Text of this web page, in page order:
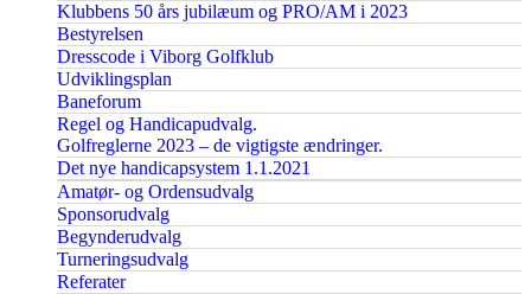
Klubbens 50 års jubilæum og PRO/AM i 2023
Bestyrelsen
Dresscode i Viborg Golfklub
Udviklingsplan
Baneforum
Regel og Handicapudvalg.
Golfreglerne 2023 – de vigtigste ændringer.
Det nye handicapsystem 1.1.2021
Amatør- og Ordensudvalg
Sponsorudvalg
Begynderudvalg
Turneringsudvalg
Referater